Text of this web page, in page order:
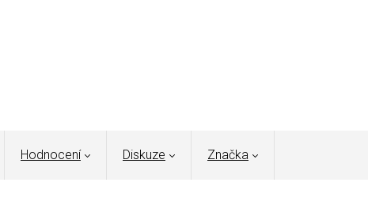
Hodnocení Diskuze Značka